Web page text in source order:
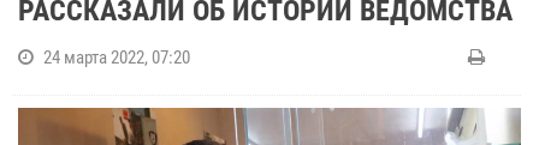
РАССКАЗАЛИ ОБ ИСТОРИИ ВЕДОМСТВА
24 марта 2022, 07:20